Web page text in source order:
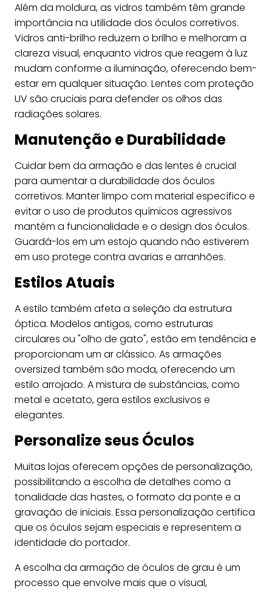
Além da moldura, as vidros também têm grande
importância na utilidade dos óculos corretivos.
Vidros anti-brilho reduzem o brilho e melhoram a
clareza visual, enquanto vidros que reagem à luz
mudam conforme a iluminação, oferecendo bem-
estar em qualquer situação. Lentes com proteção
UV são cruciais para defender os olhos das
radiações solares.
Manutenção e Durabilidade
Cuidar bem da armação e das lentes é crucial
para aumentar a durabilidade dos óculos
corretivos. Manter limpo com material específico e
evitar o uso de produtos químicos agressivos
mantém a funcionalidade e o design dos óculos.
Guardá-los em um estojo quando não estiverem
em uso protege contra avarias e arranhões.
Estilos Atuais
A estilo também afeta a seleção da estrutura
óptica. Modelos antigos, como estruturas
circulares ou "olho de gato", estão em tendência e
proporcionam um ar clássico. As armações
oversized também são moda, oferecendo um
estilo arrojado. A mistura de substâncias, como
metal e acetato, gera estilos exclusivos e
elegantes.
Personalize seus Óculos
Muitas lojas oferecem opções de personalização,
possibilitando a escolha de detalhes como a
tonalidade das hastes, o formato da ponte e a
gravação de iniciais. Essa personalização certifica
que os óculos sejam especiais e representem a
identidade do portador.
A escolha da armação de óculos de grau é um
processo que envolve mais que o visual,